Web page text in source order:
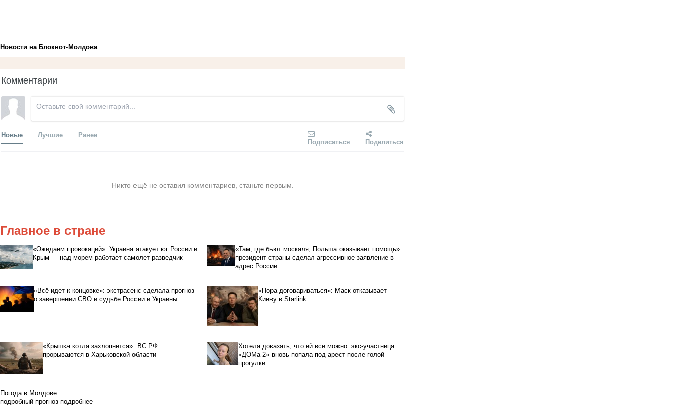
Новости на Блoкнoт-Молдова
Комментарии
Новые Лучшие Ранее
Подписаться Поделиться
Никто ещё не оставил комментариев, станьте первым.
Главное в стране
«Ожидаем провокаций»: Украина атакует юг России и
Крым — над морем работает самолет-разведчик
«Там, где бьют москаля, Польша оказывает помощь»:
президент страны сделал агрессивное заявление в
адрес России
«Всё идет к концовке»: экстрасенс сделала прогноз
о завершении СВО и судьбе России и Украины
«Пора договариваться»: Маск отказывает
Киеву в Starlink
«Крышка котла захлопнется»: ВС РФ
прорываются в Харьковской области
Хотела доказать, что ей все можно: экс-участница
«ДОМа-2» вновь попала под арест после голой
прогулки
Погода в Молдове
подробный прогноз подробнее